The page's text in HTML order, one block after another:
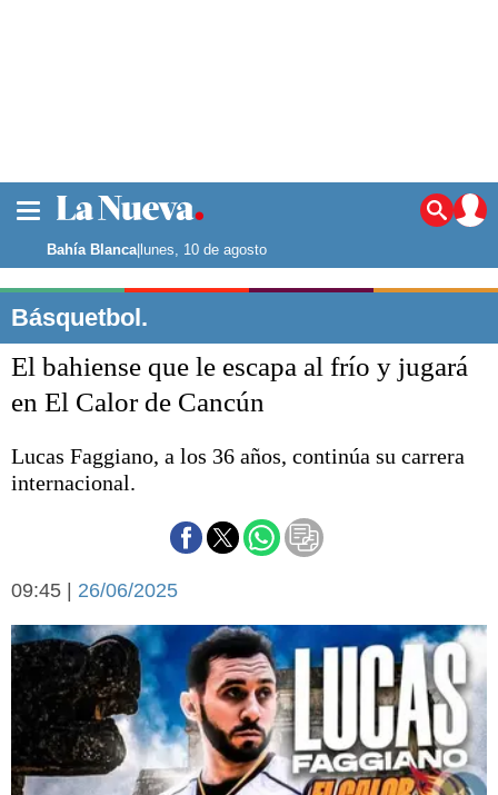
Noticias
La ciudad
Punta Alta
El mundo
Seguridad
Deportes
Escenario Olímpico
Fútbol
Cines
Economía y campo
Economía y finanzas
Con el campo
Espacio empresas
Sociedad y tiempo
libre
Sociedad
Tecnología
Bahía Blanca|lunes, 10 de agosto
Básquetbol.
El bahiense que le escapa al frío y jugará
en El Calor de Cancún
Lucas Faggiano, a los 36 años, continúa su carrera
internacional.
09:45 | 26/06/2025